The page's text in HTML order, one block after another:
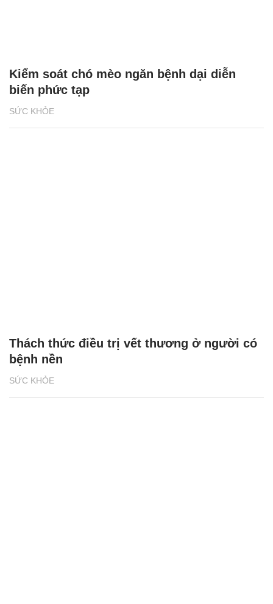
SỨC KHỎE
Kiểm soát chó mèo ngăn bệnh dại diễn
biến phức tạp
SỨC KHỎE
Thách thức điều trị vết thương ở người có
bệnh nền